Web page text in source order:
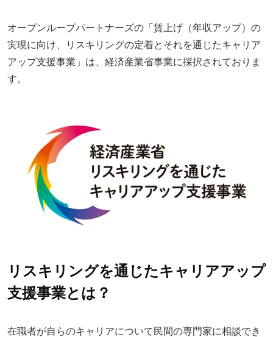
オープンループパートナーズの「賃上げ（年収アップ）の
実現に向け、リスキリングの定着とそれを通じたキャリア
アップ支援事業」は、経済産業省事業に採択されておりま
す。
リスキリングを通じたキャリアアップ
支援事業とは？
在職者が自らのキャリアについて民間の専門家に相談でき